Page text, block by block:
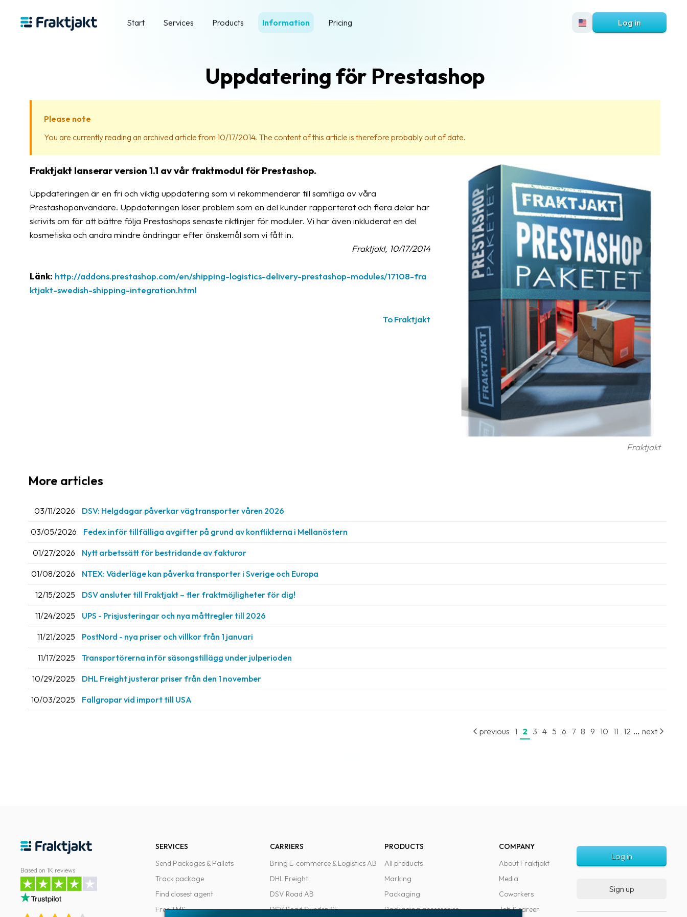
Start Services Products Information Pricing Log in
Uppdatering för Prestashop
Please note
You are currently reading an archived article from 10/17/2014. The content of this article is therefore probably out of date.
Fraktjakt
Fraktjakt lanserar version 1.1 av vår fraktmodul för Prestashop.
Uppdateringen är en fri och viktig uppdatering som vi rekommenderar till samtliga av våra
Prestashopanvändare. Uppdateringen löser problem som en del kunder rapporterat och flera delar har
skrivits om för att bättre följa Prestashops senaste riktlinjer för moduler. Vi har även inkluderat en del
kosmetiska och andra mindre ändringar efter önskemål som vi fått in.
Fraktjakt, 10/17/2014
Länk: http://addons.prestashop.com/en/shipping-logistics-delivery-prestashop-modules/17108-fra
ktjakt-swedish-shipping-integration.html
To Fraktjakt
More articles
03/11/2026 DSV: Helgdagar påverkar vägtransporter våren 2026
03/05/2026 Fedex inför tillfälliga avgifter på grund av konflikterna i Mellanöstern
01/27/2026 Nytt arbetssätt för bestridande av fakturor
01/08/2026 NTEX: Väderläge kan påverka transporter i Sverige och Europa
12/15/2025 DSV ansluter till Fraktjakt – fler fraktmöjligheter för dig!
11/24/2025 UPS - Prisjusteringar och nya måttregler till 2026
11/21/2025 PostNord - nya priser och villkor från 1 januari
11/17/2025 Transportörerna inför säsongstillägg under julperioden
10/29/2025 DHL Freight justerar priser från den 1 november
10/03/2025 Fallgropar vid import till USA
previous 1 2 3 4 5 6 7 8 9 10 11 12 ... next
Based on 1K reviews
SERVICES
Send Packages & Pallets
Track package
Find closest agent
Free TMS
CARRIERS
Bring E-commerce & Logistics AB
DHL Freight
DSV Road AB
DSV Road Sweden SE
PRODUCTS
All products
Marking
Packaging
Packaging accessories
COMPANY
About Fraktjakt
Media
Coworkers
Job & career
Log in
Sign up